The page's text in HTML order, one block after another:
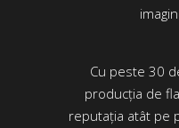
Cu peste 30
producția de
reputația atât pe